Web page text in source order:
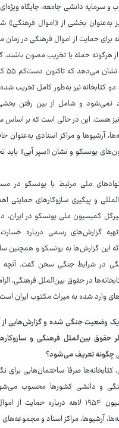
سرمایه دانشی جامعه، جایگاه ویژه‌ای
به‌عنوان بخشی از «اموال فرهنگی»
کنوانسیون ۱۹۵۴ لاهه برای حمایت از اموال فرهنگی
هرگونه حمله یا تخریب مصون باشند.
کتابخانه نیز به‌طور کامل تخریب
نمی‌شود و شامل از بین رفتن
هست. این در حالی است که بر اساس
آرشیوها و مراکز اسنادی
یونسکو و نشان «سپر آبی» باید
ملی مرتبط با یونسکو در
و پیگیری سازوکارهای حمایتی
کمیسیون ملی یونسکو در ایران،
تهیه گزارش‌های رسمی درباره
این گزارش‌ها به یونسکو و همچنین
در شرایط جنگی سخن گفت. آنچه
در حقوق بین‌الملل فرهنگی،
وارد شده به میراث مکتوب ایران
وضعیت جنگی شده و گزارش‌هایی از
بین‌الملل فرهنگی و
چگونه تعریف می‌شود؟
صرفا ساختمان‌هایی برای
و دانشی کشورها محسوب
بین‌المللی، از جمله کنوانسیون ۱۹۵۴ لاهه
آرشیوها، مراکز اسناد و